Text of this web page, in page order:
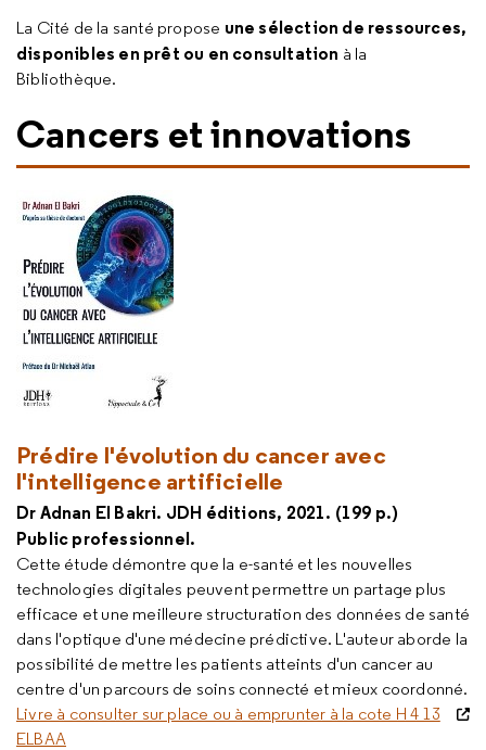
La Cité de la santé propose une sélection de ressources,
disponibles en prêt ou en consultation à la
Bibliothèque.
Cancers et innovations
Prédire l'évolution du cancer avec
l'intelligence artificielle
Dr Adnan El Bakri. JDH éditions, 2021. (199 p.)
Public professionnel.
Cette étude démontre que la e-santé et les nouvelles
technologies digitales peuvent permettre un partage plus
efficace et une meilleure structuration des données de santé
dans l'optique d'une médecine prédictive. L'auteur aborde la
possibilité de mettre les patients atteints d'un cancer au
centre d'un parcours de soins connecté et mieux coordonné.
Livre à consulter sur place ou à emprunter à la cote H 4 13
ELBAA